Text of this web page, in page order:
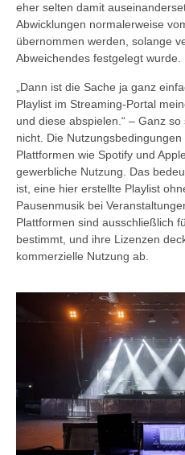
eher selten damit
Abwicklungen normalerweise
übernommen werden, solange
Abweichendes festgelegt wurde.
„Dann ist die Sache ja ganz
Playlist im Streaming-Portal
und diese abspielen.“ – Ganz
nicht. Die
Plattformen wie Spotify und
gewerbliche Nutzung. Das
ist, eine hier erstellte Playlist
Pausenmusik bei
Plattformen sind ausschließlich
bestimmt, und ihre Lizenzen
kommerzielle Nutzung ab.